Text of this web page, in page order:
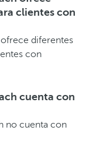
clientes con
diferentes
con
cuenta con
no cuenta con